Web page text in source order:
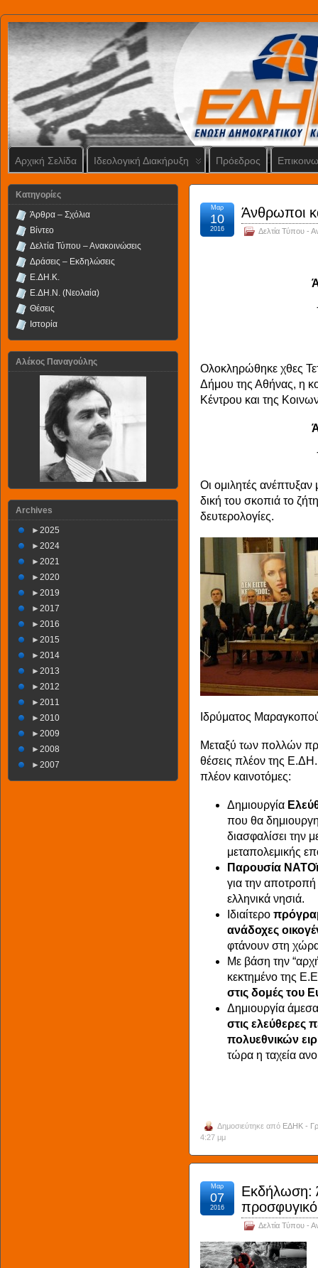
Αρχική Σελίδα Ιδεολογική Διακήρυξη Πρόεδρος
Άνθρωποι
Δελτία Τύπου -
Μαρ
10
2016
Ολοκληρώθηκε χθες
Δήμου της Αθήνας, η
Κέντρου και της
Οι ομιλητές ανέπτυξαν
δική του σκοπιά το
δευτερολογίες.
Ιδρύματος
Μεταξύ των πολλών
θέσεις πλέον της
πλέον καινοτόμες:
Δημιουργία
που θα
διασφαλίσει την
μεταπολεμικής
Παρουσία
για την
ελληνικά νησιά.
Ιδιαίτερο
ανάδοχες
φτάνουν στη
Με βάση την
κεκτημένο της
στις δομές του
Δημιουργία
στις ελεύθερες
πολυεθνικών
τώρα η ταχεία
Δημοσιεύτηκε από ΕΔΗΚ -
4:27 μμ
Εκδήλωση:
Δελτία Τύπου -
Μαρ
07
2016
Kατηγορίες
Άρθρα – Σχόλια
Βίντεο
Δελτία Τύπου – Ανακοινώσεις
Δράσεις – Εκδηλώσεις
Ε.ΔΗ.Κ.
Ε.ΔΗ.Ν. (Νεολαία)
Θέσεις
Ιστορία
Αλέκος Παναγούλης
Archives
► 2025
► 2024
► 2021
► 2020
► 2019
► 2017
► 2016
► 2015
► 2014
► 2013
► 2012
► 2011
► 2010
► 2009
► 2008
► 2007